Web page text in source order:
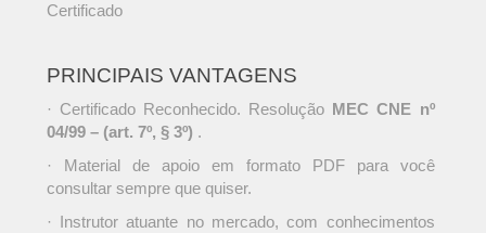
Certificado
PRINCIPAIS VANTAGENS
· Certificado Reconhecido. Resolução MEC CNE nº
04/99 – (art. 7º, § 3º) .
· Material de apoio em formato PDF para você
consultar sempre que quiser.
· Instrutor atuante no mercado, com conhecimentos